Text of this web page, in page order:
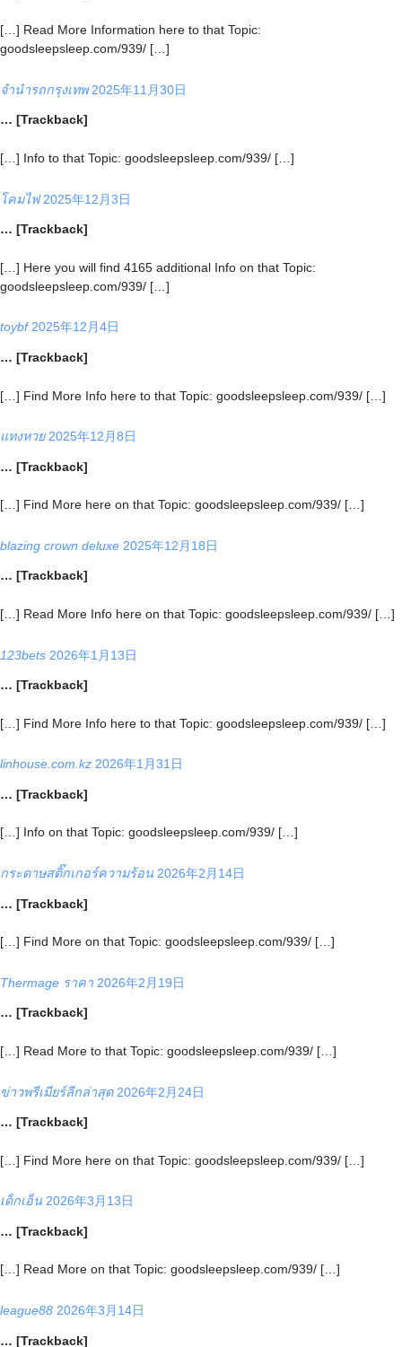
[…] Read More Information here to that Topic:
goodsleepsleep.com/939/ […]
จำนำรถกรุงเทพ 2025年11月30日
… [Trackback]
[…] Info to that Topic: goodsleepsleep.com/939/ […]
โคมไฟ 2025年12月3日
… [Trackback]
[…] Here you will find 4165 additional Info on that Topic:
goodsleepsleep.com/939/ […]
toybf 2025年12月4日
… [Trackback]
[…] Find More Info here to that Topic: goodsleepsleep.com/939/ […]
แทงหวย 2025年12月8日
… [Trackback]
[…] Find More here on that Topic: goodsleepsleep.com/939/ […]
blazing crown deluxe 2025年12月18日
… [Trackback]
[…] Read More Info here on that Topic: goodsleepsleep.com/939/ […]
123bets 2026年1月13日
… [Trackback]
[…] Find More Info here to that Topic: goodsleepsleep.com/939/ […]
linhouse.com.kz 2026年1月31日
… [Trackback]
[…] Info on that Topic: goodsleepsleep.com/939/ […]
กระดาษสติ๊กเกอร์ความร้อน 2026年2月14日
… [Trackback]
[…] Find More on that Topic: goodsleepsleep.com/939/ […]
Thermage ราคา 2026年2月19日
… [Trackback]
[…] Read More to that Topic: goodsleepsleep.com/939/ […]
ข่าวพรีเมียร์ลีกล่าสุด 2026年2月24日
… [Trackback]
[…] Find More here on that Topic: goodsleepsleep.com/939/ […]
เด็กเอ็น 2026年3月13日
… [Trackback]
[…] Read More on that Topic: goodsleepsleep.com/939/ […]
league88 2026年3月14日
… [Trackback]